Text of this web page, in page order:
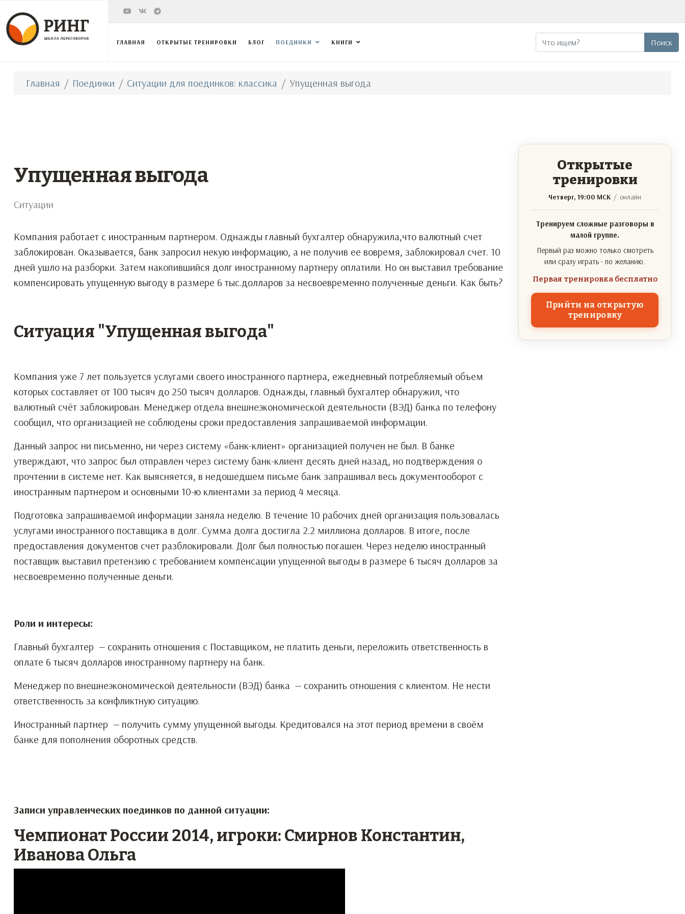
Поиск Поиск
ГЛАВНАЯ ОТКРЫТЫЕ ТРЕНИРОВКИ БЛОГ ПОЕДИНКИ КНИГИ
Главная Поединки Ситуации для поединков: классика Упущенная выгода
Упущенная выгода
Ситуации
Компания работает с иностранным партнером. Однажды главный бухгалтер обнаружила,что валютный счет
заблокирован. Оказывается, банк запросил некую информацию, а не получив ее вовремя, заблокировал счет. 10
дней ушло на разборки. Затем накопившийся долг иностранному партнеру оплатили. Но он выставил требование
компенсировать упущенную выгоду в размере 6 тыс.долларов за несвоевременно полученные деньги. Как быть?
Ситуация "Упущенная выгода"
Компания уже 7 лет пользуется услугами своего иностранного партнера, ежедневный потребляемый объем
которых составляет от 100 тысяч до 250 тысяч долларов. Однажды, главный бухгалтер обнаружил, что
валютный счёт заблокирован. Менеджер отдела внешнеэкономической деятельности (ВЭД) банка по телефону
сообщил, что организацией не соблюдены сроки предоставления запрашиваемой информации.
Данный запрос ни письменно, ни через систему «банк-клиент» организацией получен не был. В банке
утверждают, что запрос был отправлен через систему банк-клиент десять дней назад, но подтверждения о
прочтении в системе нет. Как выясняется, в недошедшем письме банк запрашивал весь документооборот с
иностранным партнером и основными 10-ю клиентами за период 4 месяца.
Подготовка запрашиваемой информации заняла неделю. В течение 10 рабочих дней организация пользовалась
услугами иностранного поставщика в долг. Сумма долга достигла 2.2 миллиона долларов. В итоге, после
предоставления документов счет разблокировали. Долг был полностью погашен. Через неделю иностранный
поставщик выставил претензию с требованием компенсации упущенной выгоды в размере 6 тысяч долларов за
несвоевременно полученные деньги.
Роли и интересы:
Главный бухгалтер — сохранить отношения с Поставщиком, не платить деньги, переложить ответственность в
оплате 6 тысяч долларов иностранному партнеру на банк.
Менеджер по внешнеэкономической деятельности (ВЭД) банка — сохранить отношения с клиентом. Не нести
ответственность за конфликтную ситуацию.
Иностранный партнер — получить сумму упущенной выгоды. Кредитовался на этот период времени в своём
банке для пополнения оборотных средств.
Записи управленческих поединков по данной ситуации:
Чемпионат России 2014, игроки: Смирнов Константин,
Иванова Ольга
Открытые
тренировки
Четверг, 19:00 МСК / онлайн
Тренируем сложные разговоры в
малой группе.
Первый раз можно только смотреть
или сразу играть - по желанию.
Первая тренировка бесплатно
Прийти на открытую
тренировку